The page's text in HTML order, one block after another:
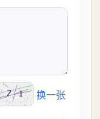
换一张